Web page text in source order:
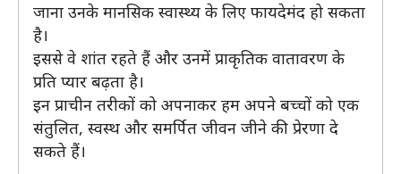
जाना उनके मानसिक स्वास्थ्य के लिए फायदेमंद हो सकता
है।
इससे वे शांत रहते हैं और उनमें प्राकृतिक वातावरण के
प्रति प्यार बढ़ता है।
इन प्राचीन तरीकों को अपनाकर हम अपने बच्चों को एक
संतुलित, स्वस्थ और समर्पित जीवन जीने की प्रेरणा दे
सकते हैं।